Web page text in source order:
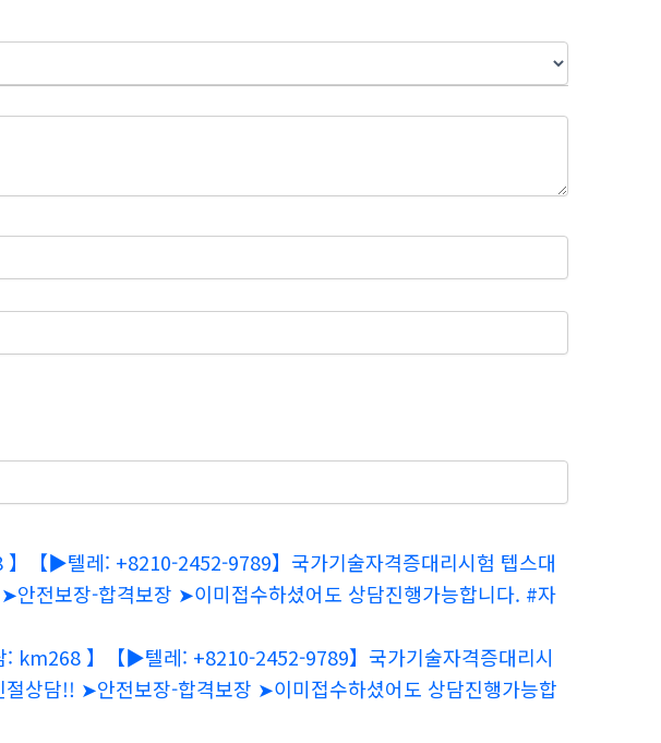
【▶텔레: +8210-2452-9789】국가기술자격증대리시험 텝스대
안전보장-합격보장 ➤이미접수하셨어도 상담진행가능합니다. #자
km268 】【▶텔레: +8210-2452-9789】국가기술자격증대리시
상담!! ➤안전보장-합격보장 ➤이미접수하셨어도 상담진행가능합